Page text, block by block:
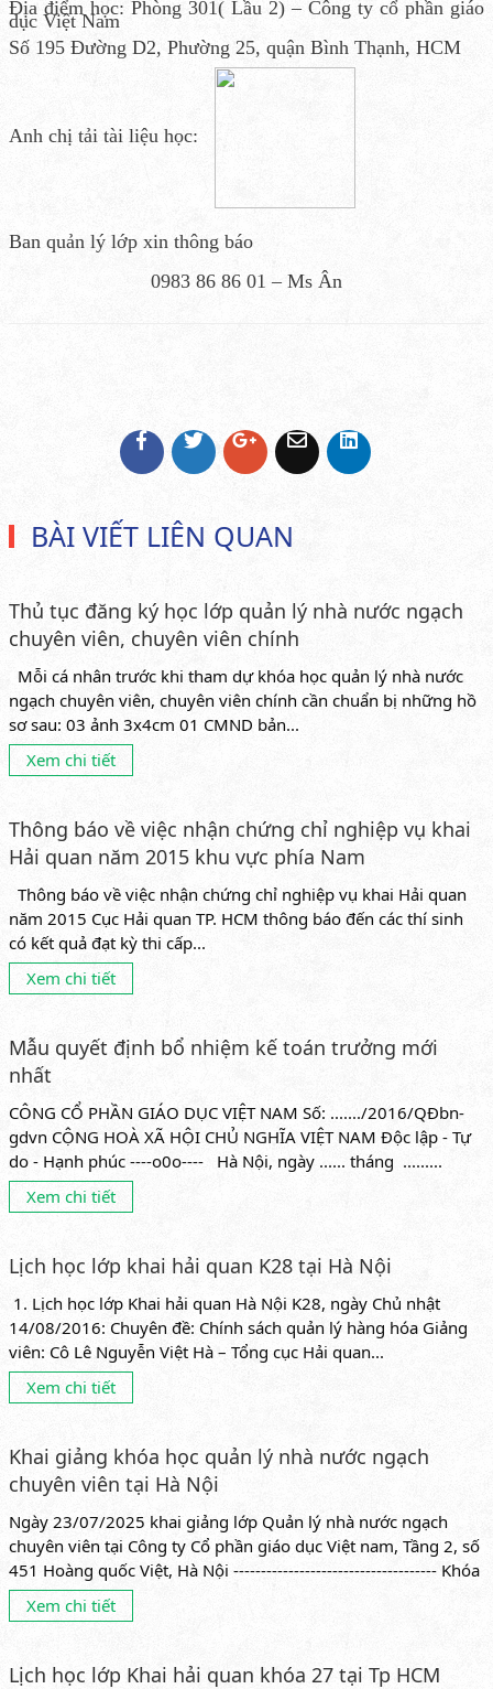
Địa điểm học: Phòng 301( Lầu 2) – Công ty cổ phần giáo
dục Việt Nam
Số 195 Đường D2, Phường 25, quận Bình Thạnh, HCM
Anh chị tải tài liệu học:
Ban quản lý lớp xin thông báo
0983 86 86 01 – Ms Ân
BÀI VIẾT LIÊN QUAN
Thủ tục đăng ký học lớp quản lý nhà nước ngạch
chuyên viên, chuyên viên chính
Mỗi cá nhân trước khi tham dự khóa học quản lý nhà nước
ngạch chuyên viên, chuyên viên chính cần chuẩn bị những hồ
sơ sau: 03 ảnh 3x4cm 01 CMND bản...
Xem chi tiết
Thông báo về việc nhận chứng chỉ nghiệp vụ khai
Hải quan năm 2015 khu vực phía Nam
Thông báo về việc nhận chứng chỉ nghiệp vụ khai Hải quan
năm 2015 Cục Hải quan TP. HCM thông báo đến các thí sinh
có kết quả đạt kỳ thi cấp...
Xem chi tiết
Mẫu quyết định bổ nhiệm kế toán trưởng mới
nhất
CÔNG CỔ PHẦN GIÁO DỤC VIỆT NAM Số: ......./2016/QĐbn-
gdvn CỘNG HOÀ XÃ HỘI CHỦ NGHĨA VIỆT NAM Độc lập - Tự
do - Hạnh phúc ----o0o---- Hà Nội, ngày ...... tháng .........
Xem chi tiết
Lịch học lớp khai hải quan K28 tại Hà Nội
1. Lịch học lớp Khai hải quan Hà Nội K28, ngày Chủ nhật
14/08/2016: Chuyên đề: Chính sách quản lý hàng hóa Giảng
viên: Cô Lê Nguyễn Việt Hà – Tổng cục Hải quan...
Xem chi tiết
Khai giảng khóa học quản lý nhà nước ngạch
chuyên viên tại Hà Nội
Ngày 23/07/2025 khai giảng lớp Quản lý nhà nước ngạch
chuyên viên tại Công ty Cổ phần giáo dục Việt nam, Tầng 2, số
451 Hoàng quốc Việt, Hà Nội ------------------------------------- Khóa
học...
Xem chi tiết
Lịch học lớp Khai hải quan khóa 27 tại Tp HCM